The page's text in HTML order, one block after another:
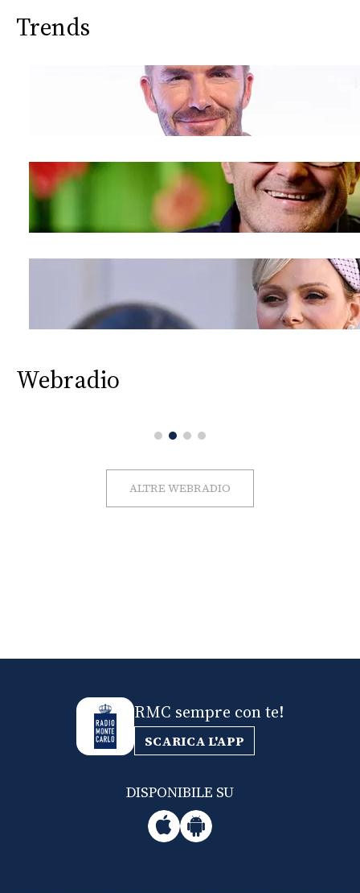
Trends
Webradio
ALTRE WEBRADIO
RMC sempre con te!
SCARICA L'APP
DISPONIBILE SU